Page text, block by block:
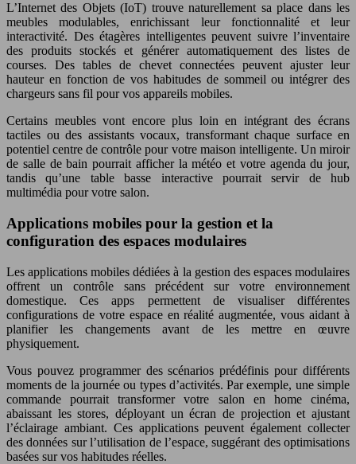
L’Internet des Objets (IoT) trouve naturellement sa place dans les
meubles modulables, enrichissant leur fonctionnalité et leur
interactivité. Des étagères intelligentes peuvent suivre l’inventaire
des produits stockés et générer automatiquement des listes de
courses. Des tables de chevet connectées peuvent ajuster leur
hauteur en fonction de vos habitudes de sommeil ou intégrer des
chargeurs sans fil pour vos appareils mobiles.
Certains meubles vont encore plus loin en intégrant des écrans
tactiles ou des assistants vocaux, transformant chaque surface en
potentiel centre de contrôle pour votre maison intelligente. Un miroir
de salle de bain pourrait afficher la météo et votre agenda du jour,
tandis qu’une table basse interactive pourrait servir de hub
multimédia pour votre salon.
Applications mobiles pour la gestion et la
configuration des espaces modulaires
Les applications mobiles dédiées à la gestion des espaces modulaires
offrent un contrôle sans précédent sur votre environnement
domestique. Ces apps permettent de visualiser différentes
configurations de votre espace en réalité augmentée, vous aidant à
planifier les changements avant de les mettre en œuvre
physiquement.
Vous pouvez programmer des scénarios prédéfinis pour différents
moments de la journée ou types d’activités. Par exemple, une simple
commande pourrait transformer votre salon en home cinéma,
abaissant les stores, déployant un écran de projection et ajustant
l’éclairage ambiant. Ces applications peuvent également collecter
des données sur l’utilisation de l’espace, suggérant des optimisations
basées sur vos habitudes réelles.